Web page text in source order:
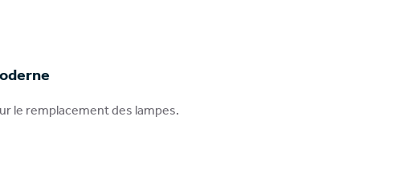
le remplacement des lampes.